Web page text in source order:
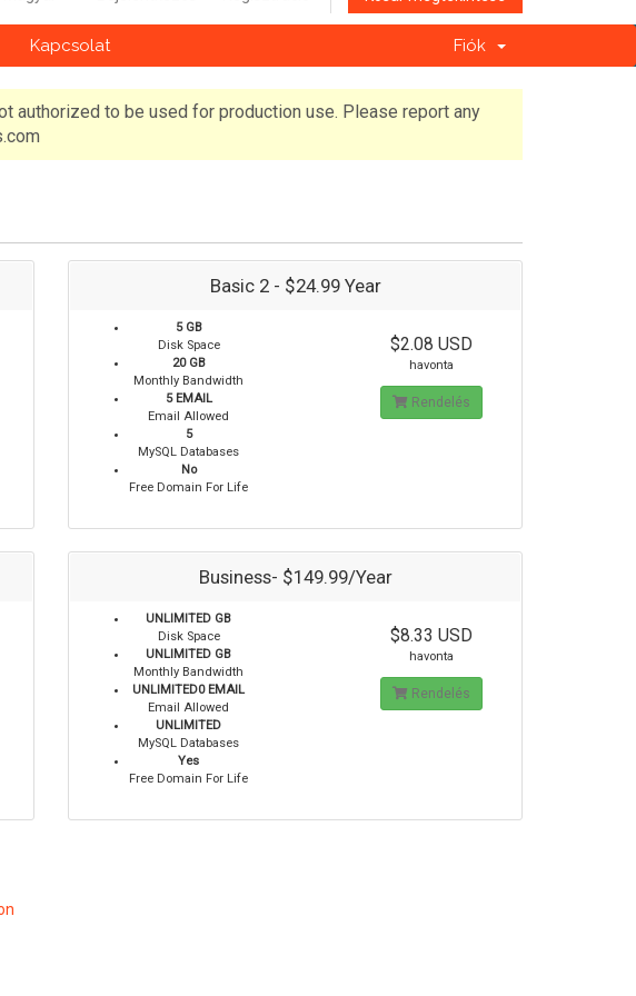
Kapcsolat Fiók
authorized to be used for production use. Please report any
Basic 2 - $24.99 Year
5 GB
Disk Space
20 GB
Monthly Bandwidth
5 EMAIL
Email Allowed
5
MySQL Databases
No
Free Domain For Life
$2.08 USD
havonta
Rendelés
Business- $149.99/Year
UNLIMITED GB
Disk Space
UNLIMITED GB
Monthly Bandwidth
UNLIMITED0 EMAIL
Email Allowed
UNLIMITED
MySQL Databases
Yes
Free Domain For Life
$8.33 USD
havonta
Rendelés